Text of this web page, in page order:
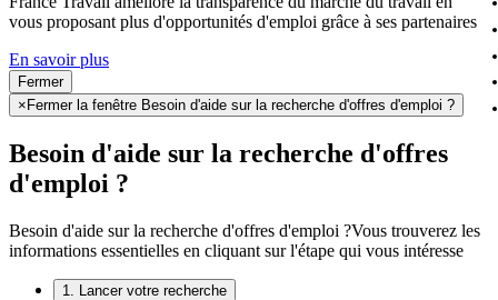
vous proposant plus d'opportunités d'emploi grâce à ses partenaires
En savoir plus
Fermer
× Fermer la fenêtre Besoin d'aide sur la recherche d'offres d'emploi ?
Besoin d'aide sur la recherche d'offres
d'emploi ?
Besoin d'aide sur la recherche d'offres d'emploi ?Vous trouverez les
informations essentielles en cliquant sur l'étape qui vous intéresse
1. Lancer votre recherche